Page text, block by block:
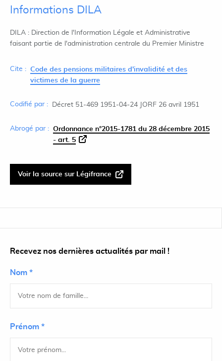
Informations DILA
DILA : Direction de l'Information Légale et Administrative
faisant partie de l'administration centrale du Premier Ministre
Cite : Code des pensions militaires d'invalidité et des
victimes de la guerre
Codifié par : Décret 51-469 1951-04-24 JORF 26 avril 1951
Abrogé par : Ordonnance n°2015-1781 du 28 décembre 2015
- art. 5
Voir la source sur Légifrance
Recevez nos dernières actualités par mail !
Nom *
Prénom *